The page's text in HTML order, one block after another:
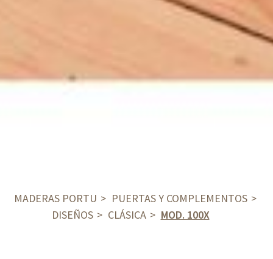
MADERAS PORTU
PUERTAS Y COMPLEMENTOS
DISEÑOS
CLÁSICA MOD. 100X